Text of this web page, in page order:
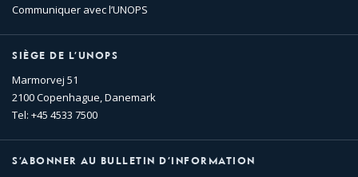
Communiquer avec l’UNOPS
SIÈGE DE L’UNOPS
Marmorvej 51
2100 Copenhague, Danemark
Tel: +45 4533 7500
S’ABONNER AU BULLETIN D’INFORMATION